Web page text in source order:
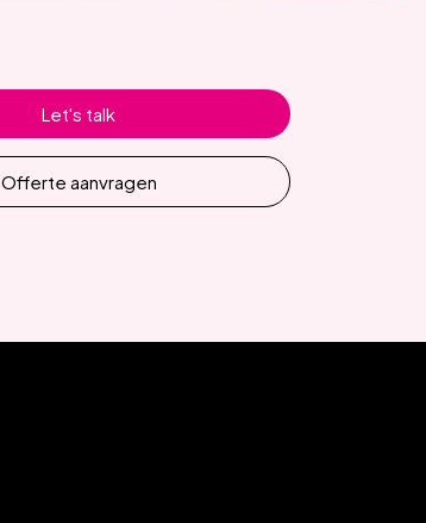
Let's talk
Offerte aanvragen